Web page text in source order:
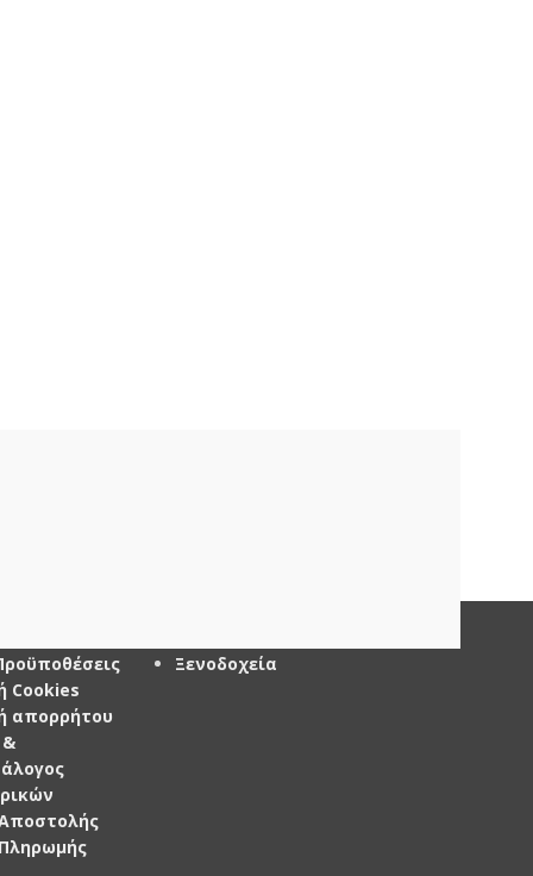
Cookies
απορρήτου
Ξενοδοχεία